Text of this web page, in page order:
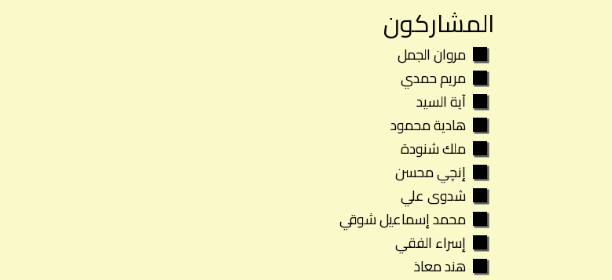
المشاركون
مروان الجمل
مريم حمدي
آية السيد
هادية محمود
ملك شنودة
إنچي محسن
شدوى علي
محمد إسماعيل شوقي
إسراء الفقي
هند معاذ